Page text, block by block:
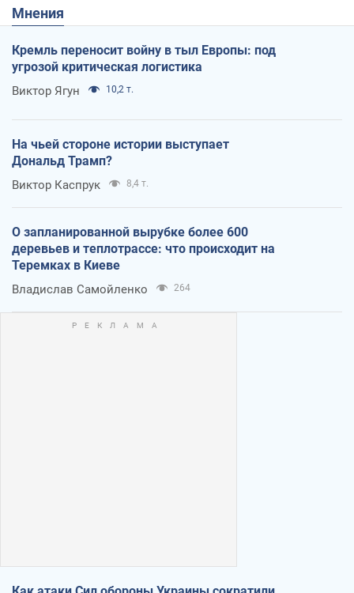
Мнения
Кремль переносит войну в тыл Европы: под
угрозой критическая логистика
Виктор Ягун 10,2 т.
На чьей стороне истории выступает
Дональд Трамп?
Виктор Каспрук 8,4 т.
О запланированной вырубке более 600
деревьев и теплотрассе: что происходит на
Теремках в Киеве
Владислав Самойленко 264